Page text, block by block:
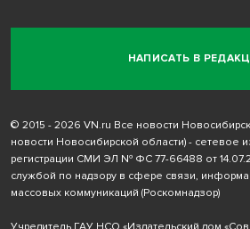
НАПИСАТЬ В
© 2015 - 2026 VN.ru Все новости
новости Новосибирской области) - сетевое
регистрации СМИ ЭЛ № ФС 77-66488 от
службой по надзору в сфере связи,
массовых коммуникаций (Роскомнадзор)